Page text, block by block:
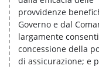
provvidenze
Governo e dal
largamente
concessione della
di assicurazione; e